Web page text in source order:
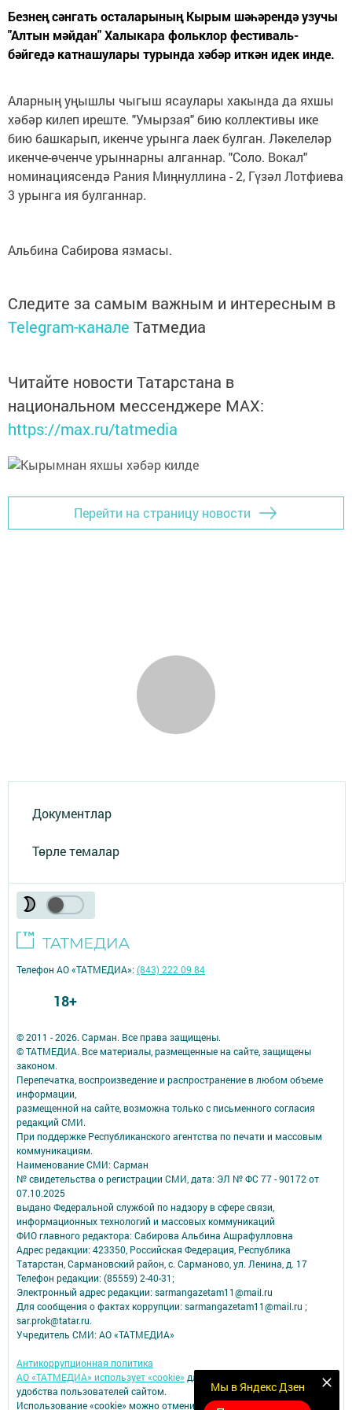
Безнең сәнгать осталарының Кырым шәһәрендә узучы
"Алтын мәйдан" Халыкара фольклор фестиваль-
бәйгедә катнашулары турында хәбәр иткән идек инде.
Аларның уңышлы чыгыш ясаулары хакында да яхшы
хәбәр килеп иреште. "Умырзая" бию коллективы ике
бию башкарып, икенче урынга лаек булган. Ләкелеләр
икенче-өченче урыннарны алганнар. "Соло. Вокал"
номинациясендә Рания Миңнуллина - 2, Гүзәл Лотфиева
3 урынга ия булганнар.
Альбина Сабирова язмасы.
Следите за самым важным и интересным в
Telegram-канале Татмедиа
Читайте новости Татарстана в
национальном мессенджере MАХ:
https://max.ru/tatmedia
Перейти на страницу новости
Документлар
Төрле темалар
Мы в Яндекс Дзен
© 2011 - 2026. Сарман. Все права защищены.
© ТАТМЕДИА. Все материалы, размещенные на сайте, защищены
законом.
Перепечатка, воспроизведение и распространение в любом объеме
информации,
размещенной на сайте, возможна только с письменного согласия
редакций СМИ.
При поддержке Республиканского агентства по печати и массовым
коммуникациям.
Наименование СМИ: Сарман
№ свидетельства о регистрации СМИ, дата: ЭЛ № ФС 77 - 90172 от
07.10.2025
выдано Федеральной службой по надзору в сфере связи,
информационных технологий и массовых коммуникаций
ФИО главного редактора: Сабирова Альбина Ашрафулловна
Адрес редакции: 423350, Российская Федерация, Республика
Татарстан, Сармановский район, с. Сарманово, ул. Ленина, д. 17
Телефон редакции: (85559) 2-40-31;
Электронный адрес редакции: sarmangazetam11@mail.ru
Для сообщения о фактах коррупции: sarmangazetam11@mail.ru ;
sar.prok@tatar.ru.
Учредитель СМИ: АО «ТАТМЕДИА»
Антикоррупционная политика
АО «ТАТМЕДИА» использует «cookie» для персонализации сервисов и
удобства пользователей сайтом.
Использование «cookie» можно отменить в настройках браузера.
Телефон АО «ТАТМЕДИА»:(843) 222 09 84
18+